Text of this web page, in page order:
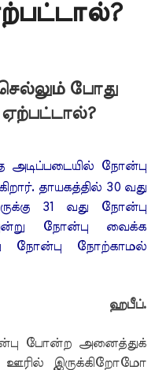
செல்லும் போது
ஏற்பட்டால்?
அடிப்படையில் நோன்பு
தாயகத்தில் 30 வது
31 வது நோன்பு
நோன்பு வைக்க
நோன்பு நோற்காமல்
ஹபீப்.
போன்ற அனைத்துக்
ஊரில் இருக்கிறோமோ